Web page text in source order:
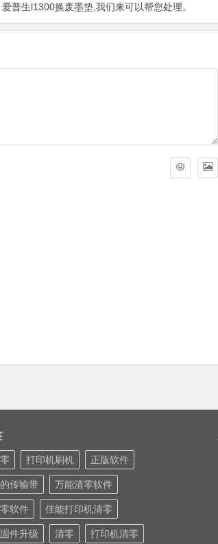
爱普生l1300换废墨垫,我们来可以帮您处理。
打印机刷机 正版软件
传输带 万能清零软件
软件 佳能打印机清零
件升级 清零 打印机清零